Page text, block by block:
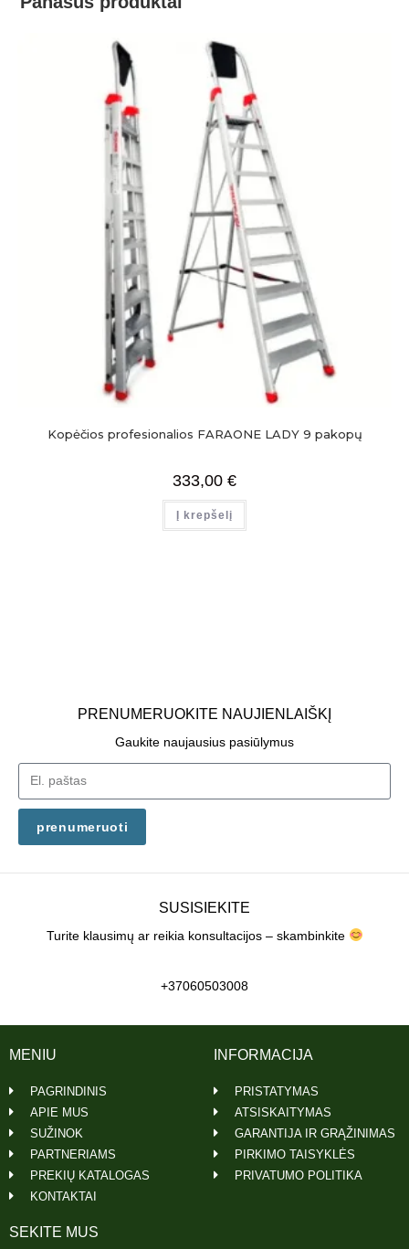
Kopėčios profesionalios FARAONE LADY 9 pakopų
333,00 €
Į krepšelį
PRENUMERUOKITE NAUJIENLAIŠKĮ
Gaukite naujausius pasiūlymus
prenumeruoti
SUSISIEKITE
Turite klausimų ar reikia konsultacijos – skambinkite
+37060503008
SEKITE MUS
INFORMACIJA
PRISTATYMAS
ATSISKAITYMAS
GARANTIJA IR GRĄŽINIMAS
PIRKIMO TAISYKLĖS
PRIVATUMO POLITIKA
MENIU
PAGRINDINIS
APIE MUS
SUŽINOK
PARTNERIAMS
PREKIŲ KATALOGAS
KONTAKTAI